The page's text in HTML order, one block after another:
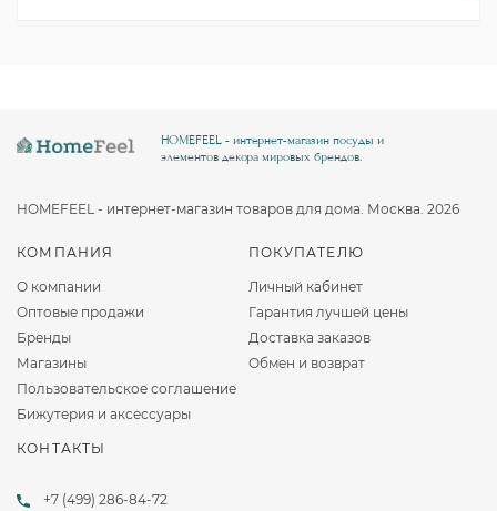
КОМПАНИЯ
О компании
Оптовые продажи
Бренды
Магазины
Пользовательское соглашение
Бижутерия и аксессуары
ПОКУПАТЕЛЮ
Личный кабинет
Гарантия лучшей цены
Доставка заказов
Обмен и возврат
КОНТАКТЫ
+7 (499) 286-84-72
HOMEFEEL - интернет-магазин посуды и
элементов декора мировых брендов.
HOMEFEEL - интернет-магазин товаров для дома. Москва. 2026